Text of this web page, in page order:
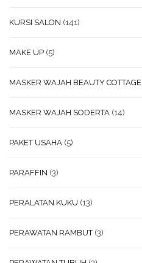
KURSI SALON (141)
MAKE UP (5)
MASKER WAJAH BEAUTY COTTAGE
MASKER WAJAH SODERTA (14)
PAKET USAHA (5)
PARAFFIN (3)
PERALATAN KUKU (13)
PERAWATAN RAMBUT (3)